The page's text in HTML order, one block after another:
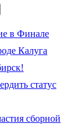
в Финале
Калуга
статус
сборной